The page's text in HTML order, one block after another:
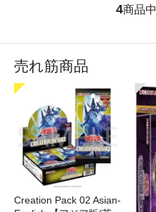
4商品中
売れ筋商品
Creation Pack 02 Asian-